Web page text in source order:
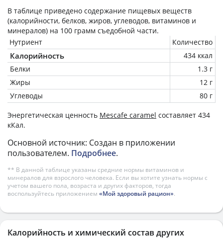
В таблице приведено содержание пищевых веществ
(калорийности, белков, жиров, углеводов, витаминов и
минералов) на 100 грамм съедобной части.
Нутриент
Количество
Калорийность
434 ккал
Белки
1.3 г
Жиры
12 г
Углеводы
80 г
Энергетическая ценность Mescafe caramel составляет 434
кКал.
Основной источник: Создан в приложении
пользователем. Подробнее.
** В данной таблице указаны средние нормы витаминов и
минералов для взрослого человека. Если вы хотите узнать нормы с
учетом вашего пола, возраста и других факторов, тогда
воспользуйтесь приложением «Мой здоровый рацион».
Калорийность и химический состав других